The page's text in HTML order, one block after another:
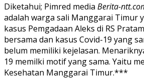
Diketahui; Pimred media Berita-
adalah warga sali Manggarai Timur
kasus Pemgadaan Aleks di RS
bersama dan kasus Covid-19 yang
belum memiliki kejelasan.
19 memilki motif yang sama. Yaitu
Kesehatan Manggarai Timur.***